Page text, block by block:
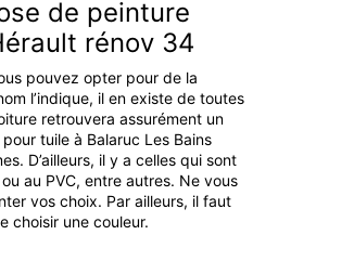
de peinture
rénov 34
pouvez opter pour de la
l’indique, il en existe de toutes
retrouvera assurément un
tuile à Balaruc Les Bains
D’ailleurs, il y a celles qui sont
au PVC, entre autres. Ne vous
vos choix. Par ailleurs, il faut
choisir une couleur.